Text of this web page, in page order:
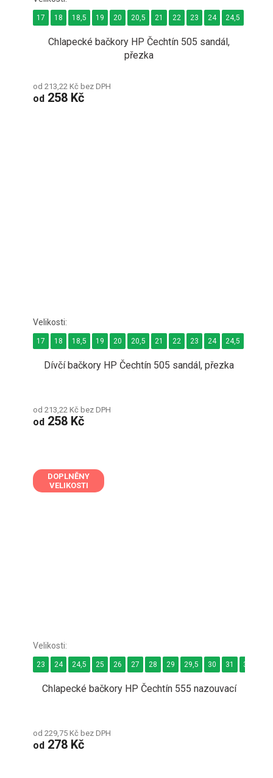
Chlapecké bačkory HP Čechtín 505 sandál,
přezka
od 213,22 Kč bez DPH
od 258 Kč
17 18 18,5 19 20 20,5 21 22 23 24 24,5
Dívčí bačkory HP Čechtín 505 sandál, přezka
od 213,22 Kč bez DPH
od 258 Kč
17 18 18,5 19 20 20,5 21 22 23 24 24,5
DOPLNĚNY
VELIKOSTI
Chlapecké bačkory HP Čechtín 555 nazouvací
od 229,75 Kč bez DPH
od 278 Kč
23 24 24,5 25 26 27 28 29 29,5 30 31 32